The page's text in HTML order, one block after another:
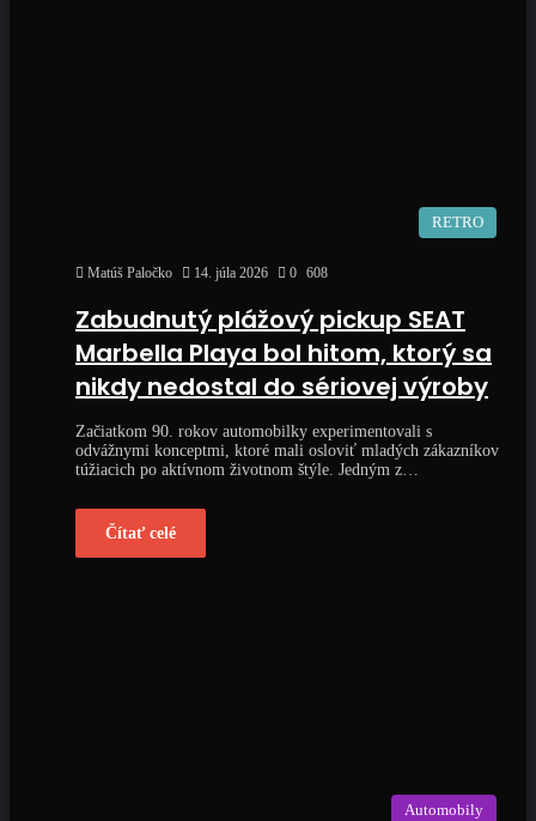
RETRO
Matúš Paločko 14. júla 2026 0 608
Zabudnutý plážový pickup SEAT
Marbella Playa bol hitom, ktorý sa
nikdy nedostal do sériovej výroby
Začiatkom 90. rokov automobilky experimentovali s
odvážnymi konceptmi, ktoré mali osloviť mladých zákazníkov
túžiacich po aktívnom životnom štýle. Jedným z…
Čítať celé
Automobily